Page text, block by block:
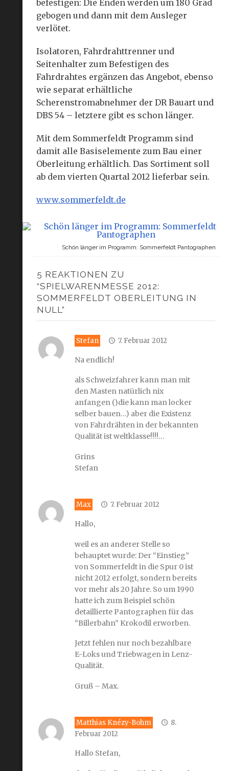
befestigen: Die Enden werden um 180 Grad
gebogen und dann mit dem Ausleger
verlötet.
Isolatoren, Fahrdrahttrenner und
Seitenhalter zum Befestigen des
Fahrdrahtes ergänzen das Angebot, ebenso
wie separat erhältliche
Scherenstromabnehmer der DR Bauart und
DBS 54 – letztere gibt es schon länger.
Mit dem Sommerfeldt Programm sind
damit alle Basiselemente zum Bau einer
Oberleitung erhältlich. Das Sortiment soll
ab dem vierten Quartal 2012 lieferbar sein.
www.sommerfeldt.de
Schön länger im Programm: Sommerfeldt Pantographen
5 REAKTIONEN ZU
“SPIELWARENMESSE 2012:
SOMMERFELDT OBERLEITUNG IN
NULL”
Stefan 7. Februar 2012
Na endlich!
als Schweizfahrer kann man mit
den Masten natürlich nix
anfangen ()die kann man locker
selber bauen…) aber die Existenz
von Fahrdrähten in der bekannten
Qualität ist weltklasse!!!!…
Grins
Stefan
Max 7. Februar 2012
Hallo,
weil es an anderer Stelle so
behauptet wurde: Der “Einstieg”
von Sommerfeldt in die Spur 0 ist
nicht 2012 erfolgt, sondern bereits
vor mehr als 20 Jahre. So um 1990
hatte ich zum Beispiel schön
detaillierte Pantographen für das
“Billerbahn” Krokodil erworben.
Jetzt fehlen nur noch bezahlbare
E-Loks und Triebwagen in Lenz-
Qualität.
Gruß – Max.
Matthias Knézy-Bohm
8.
Februar 2012
Hallo Stefan,